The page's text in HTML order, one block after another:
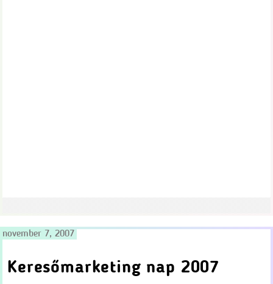
november 7, 2007
Keresőmarketing nap 2007